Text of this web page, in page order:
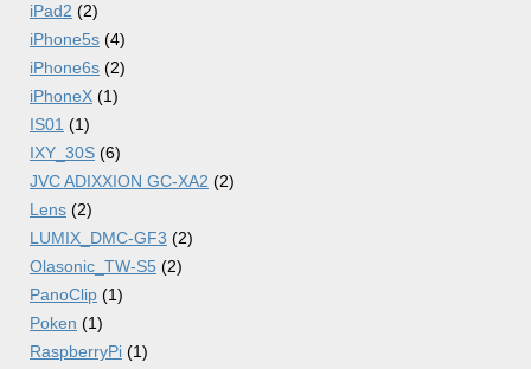
iPad2 (2)
iPhone5s (4)
iPhone6s (2)
iPhoneX (1)
IS01 (1)
IXY_30S (6)
JVC ADIXXION GC-XA2 (2)
Lens (2)
LUMIX_DMC-GF3 (2)
Olasonic_TW-S5 (2)
PanoClip (1)
Poken (1)
RaspberryPi (1)